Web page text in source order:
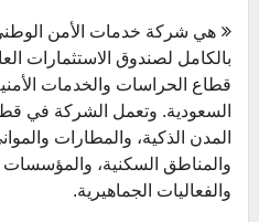
هي شركة خدمات الأمن
بالكامل لصندوق الاستثمارات
قطاع الحراسات والخدمات
السعودية. وتعمل الشركة في
المدن الذكية، والمطارات
والمناطق السكنية، والمؤسسات
والفعاليات الجماهيرية.